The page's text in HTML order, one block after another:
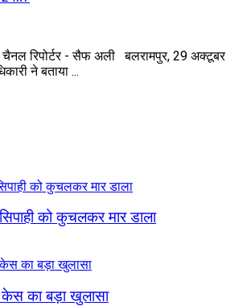
रिपोर्टर - सैफ अली बलरामपुर, 29 अक्टूबर
ने बताया ...
को कुचलकर मार डाला
केस का बड़ा खुलासा